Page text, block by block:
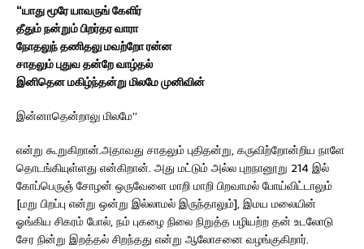
“யாது மூரே யாவருங் கேளிர்
தீதும் நன்றும் பிறர்தர வாரா
நோதலுந் தணிதலு மவற்றோ ரன்ன
சாதலும் புதுவ தன்றே வாழ்தல்
இனிதென மகிழ்ந்தன்று மிலமே முனிவின்
இன்னாதென்றாலு மிலமே”
என்று கூறுகிறான்.அதாவது சாதலும் புதிதன்று, கருவிற்றோன்றிய நாளே
தொடங்கியுள்ளது என்கிறான். அது மட்டும் அல்ல புறநானூறு 214 இல்
கோப்பெருஞ் சோழன் ஒருவேளை மாறி மாறி பிறவாமல் போய்விட்டாலும்
[மறு பிறப்பு என்று ஒன்று இல்லாமல் இருந்தாலும்], இமய மலையின்
ஓங்கிய சிகரம் போல், நம் புகழை நிலை நிறுத்த பழியற்ற தன் உடலோடு
சேர நின்று இறத்தல் சிறந்தது என்று ஆலோசனை வழங்குகிறார்.